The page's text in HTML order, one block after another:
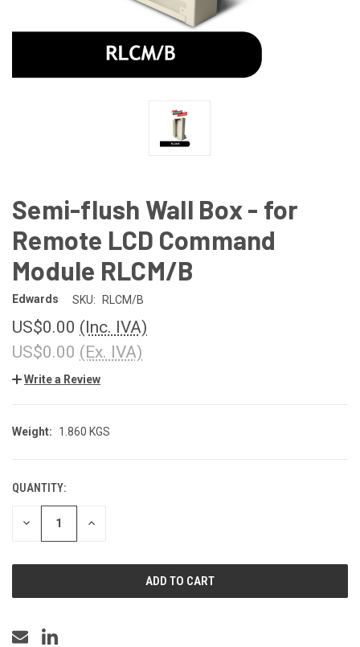
Semi-flush Wall Box - for
Remote LCD Command
Module RLCM/B
Edwards SKU: RLCM/B
US$0.00 (Inc. IVA)
US$0.00 (Ex. IVA)
Write a Review
Weight: 1.860 KGS
CURRENT
STOCK:
QUANTITY:
DECREASE INCREASE